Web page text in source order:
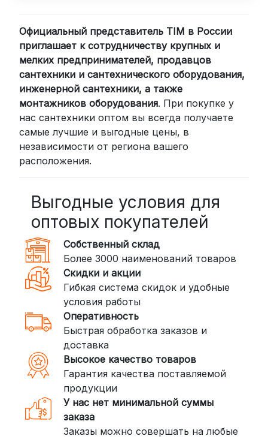
Официальный представитель TIM в России
приглашает к сотрудничеству крупных и
мелких предпринимателей, продавцов
сантехники и сантехнического оборудования,
инженерной сантехники, а также
монтажников оборудования. При покупке у
нас сантехники оптом вы всегда получаете
самые лучшие и выгодные цены, в
независимости от региона вашего
расположения.
Выгодные условия для
оптовых покупателей
Собственный склад
Более 3000 наименований товаров
Скидки и акции
Гибкая система скидок и удобные
условия работы
Оперативность
Быстрая обработка заказов и
доставка
Высокое качество товаров
Гарантия качества поставляемой
продукции
У нас нет минимальной суммы
заказа
Заказы можно совершать на любые